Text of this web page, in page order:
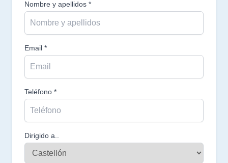
Nombre y apellidos *
Email *
Teléfono *
Dirigido a..